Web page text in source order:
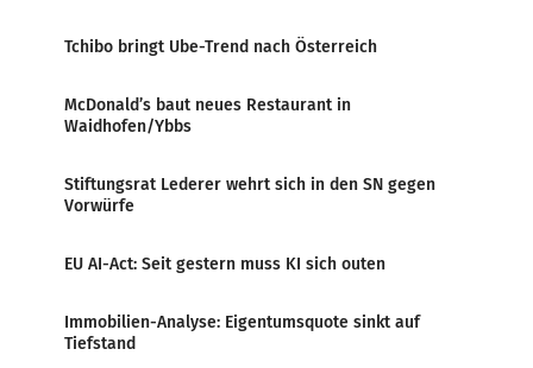
Tchibo bringt Ube-Trend nach Österreich
McDonald’s baut neues Restaurant in
Waidhofen/Ybbs
Stiftungsrat Lederer wehrt sich in den SN gegen
Vorwürfe
EU AI-Act: Seit gestern muss KI sich outen
Immobilien-Analyse: Eigentumsquote sinkt auf
Tiefstand